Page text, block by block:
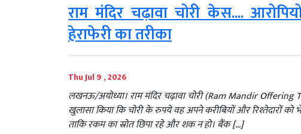
राम मंदिर चढ़ावा चोरी केस....
हेराफेरी का तरीका
Thu Jul 9 , 2026
लखनऊ/अयोध्या। राम मंदिर चढ़ावा चोरी (Ram Mandir Offering
खुलासा किया कि चोरी के रुपये वह अपने करीबियों और रिश्तेदारों
ताकि रकम का स्रोत छिपा रहे और शक न हो। बैंक […]